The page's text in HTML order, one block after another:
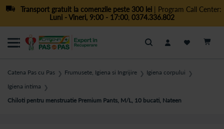
Transport gratuit la comenzile peste 300 lei| Program Call Center:
Luni - Vineri, 9:00 - 17:00, 0374.336.802
Cautare
Catena Pas cu Pas ❯ Frumusete, Igiena si Ingrijire ❯ Igiena corpului ❯
Igiena intima ❯
Chiloti pentru menstruatie Premium Pants, M/L, 10 bucati, Nateen